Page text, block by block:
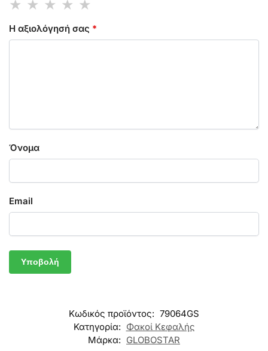
Η αξιολόγησή σας *
Όνομα
Email
Κωδικός προϊόντος: 79064GS
Κατηγορία: Φακοί Κεφαλής
Μάρκα: GLOBOSTAR